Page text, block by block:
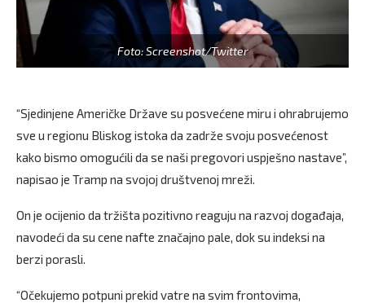
Foto: Screenshot/Twitter
“Sjedinjene Američke Države su posvećene miru i ohrabrujemo
sve u regionu Bliskog istoka da zadrže svoju posvećenost
kako bismo omogućili da se naši pregovori uspješno nastave”,
napisao je Tramp na svojoj društvenoj mreži.
On je ocijenio da tržišta pozitivno reaguju na razvoj događaja,
navodeći da su cene nafte značajno pale, dok su indeksi na
berzi porasli.
“Očekujemo potpuni prekid vatre na svim frontovima,